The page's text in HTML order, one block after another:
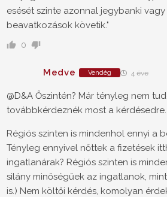
esését szinte azonnal jegybanki
beavatkozások követik."
0
Medve Vendég 4 éve
@D&A Őszintén? Már tényleg nem
továbbkérdeznék most a kérdésedre.
Régiós szinten is mindenhol ennyi a
Tényleg ennyivel nőttek a fizetések
ingatlanárak? Régiós szinten is
silány minőségűek az ingatlanok,
is.) Nem költői kérdés, komolyan